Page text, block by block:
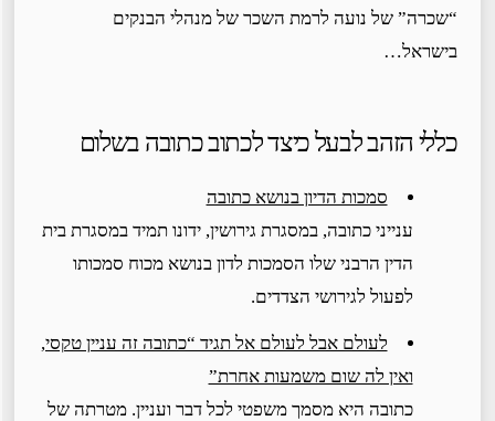
“שכרה” של נועה לרמת השכר של מנהלי הבנקים
בישראל…
כללי הזהב לבעל כיצד לכתוב כתובה בשלום
סמכות הדיון בנושא כתובה
ענייני כתובה, במסגרת גירושין, ידונו תמיד במסגרת בית
הדין הרבני שלו הסמכות לדון בנושא מכוח סמכותו
לפעול לגירושי הצדדים.
לעולם אבל לעולם אל תגיד “כתובה זה עניין טקסי,
ואין לה שום משמעות אחרת”
כתובה היא מסמך משפטי לכל דבר ועניין. מטרתה של